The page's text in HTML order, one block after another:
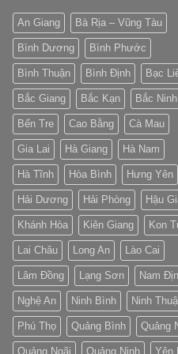
An Giang Bà Rịa – Vũng Tàu
Bình Dương Bình Phước
Bình Thuận Bình Định Bạc
Bắc Giang Bắc Kạn Bắc Ninh
Bến Tre Cao Bằng Cà Mau
Gia Lai Hà Giang Hà Nam
Hà Tĩnh Hòa Bình Hưng Yên
Hải Dương Hải Phòng Hậu
Khánh Hòa Kiên Giang Kon
Lai Châu Long An Lào Cai
Lâm Đồng Lạng Sơn Nam
Nghệ An Ninh Bình Ninh
Phú Thọ Quảng Bình Quảng
Quảng Ngãi Quảng Ninh Yên